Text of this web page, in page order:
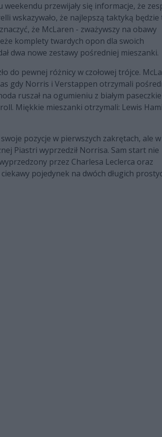
weekendu przewijały się informacje, że
wskazywało, że najlepszą taktyką będzie
że McLaren - zważywszy na obawy
komplety twardych opon dla swoich
dwa nowe zestawy pośredniej mieszanki.
do pewnej różnicy w czołowej trójce.
gdy Norris i Verstappen otrzymali
ruszał na ogumieniu z białym
Miękkie mieszanki otrzymali: Lewis
pozycje w pierwszych zakrętach, ale w
Piastri wyprzedził Norrisa. Sam start nie
przez Charlesa Leclerca oraz
pojedynek na dwóch długich